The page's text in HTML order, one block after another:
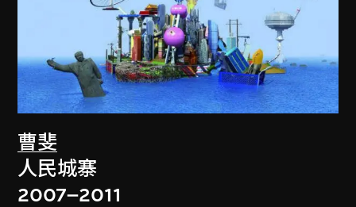
曹斐
人民城寨
2007–2011